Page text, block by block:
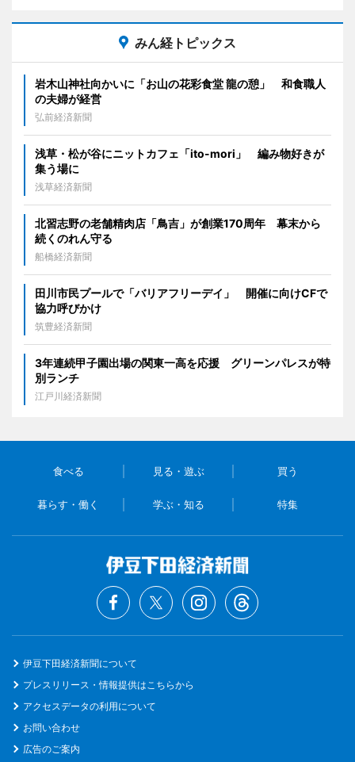
みん経トピックス
岩木山神社向かいに「お山の花彩食堂 龍の憩」 和食職人
の夫婦が経営
弘前経済新聞
浅草・松が谷にニットカフェ「ito-mori」 編み物好きが
集う場に
浅草経済新聞
北習志野の老舗精肉店「鳥吉」が創業170周年 幕末から
続くのれん守る
船橋経済新聞
田川市民プールで「バリアフリーデイ」 開催に向けCFで
協力呼びかけ
筑豊経済新聞
3年連続甲子園出場の関東一高を応援 グリーンパレスが特
別ランチ
江戸川経済新聞
食べる 見る・遊ぶ 買う
暮らす・働く 学ぶ・知る 特集
伊豆下田経済新聞について
プレスリリース・情報提供はこちらから
アクセスデータの利用について
お問い合わせ
広告のご案内